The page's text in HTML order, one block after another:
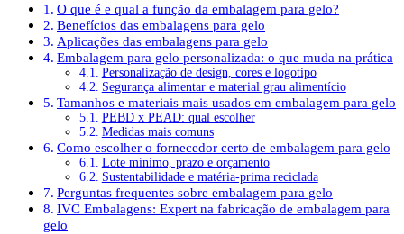
O que é e qual a função da embalagem para gelo?
Benefícios das embalagens para gelo
Aplicações das embalagens para gelo
Embalagem para gelo personalizada: o que muda na prática
Personalização de design, cores e logotipo
Segurança alimentar e material grau alimentício
Tamanhos e materiais mais usados em embalagem para gelo
PEBD x PEAD: qual escolher
Medidas mais comuns
Como escolher o fornecedor certo de embalagem para gelo
Lote mínimo, prazo e orçamento
Sustentabilidade e matéria-prima reciclada
Perguntas frequentes sobre embalagem para gelo
IVC Embalagens: Expert na fabricação de embalagem para
gelo